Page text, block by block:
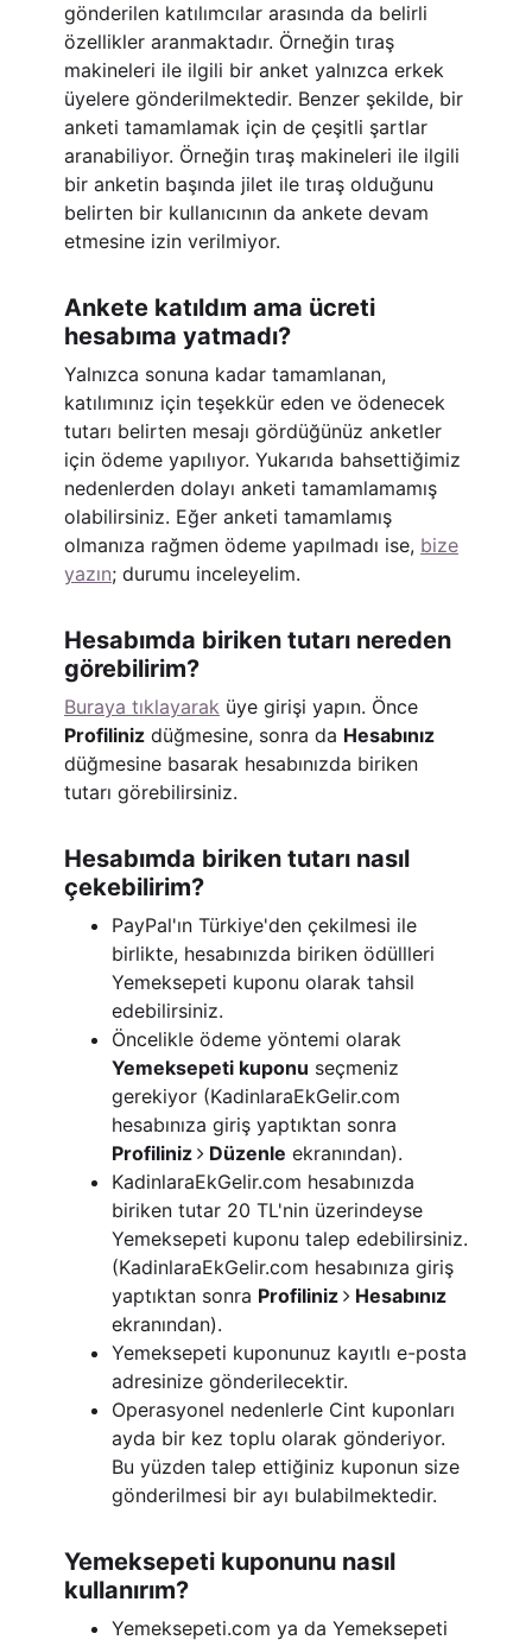
gönderilen katılımcılar arasında da belirli
özellikler aranmaktadır. Örneğin tıraş
makineleri ile ilgili bir anket yalnızca erkek
üyelere gönderilmektedir. Benzer şekilde, bir
anketi tamamlamak için de çeşitli şartlar
aranabiliyor. Örneğin tıraş makineleri ile ilgili
bir anketin başında jilet ile tıraş olduğunu
belirten bir kullanıcının da ankete devam
etmesine izin verilmiyor.
Ankete katıldım ama ücreti
hesabıma yatmadı?
Yalnızca sonuna kadar tamamlanan,
katılımınız için teşekkür eden ve ödenecek
tutarı belirten mesajı gördüğünüz anketler
için ödeme yapılıyor. Yukarıda bahsettiğimiz
nedenlerden dolayı anketi tamamlamamış
olabilirsiniz. Eğer anketi tamamlamış
olmanıza rağmen ödeme yapılmadı ise, bize
yazın; durumu inceleyelim.
Hesabımda biriken tutarı nereden
görebilirim?
Buraya tıklayarak üye girişi yapın. Önce
Profiliniz düğmesine, sonra da Hesabınız
düğmesine basarak hesabınızda biriken
tutarı görebilirsiniz.
Hesabımda biriken tutarı nasıl
çekebilirim?
PayPal'ın Türkiye'den çekilmesi ile
birlikte, hesabınızda biriken ödüllleri
Yemeksepeti kuponu olarak tahsil
edebilirsiniz.
Öncelikle ödeme yöntemi olarak
Yemeksepeti kuponu seçmeniz
gerekiyor (KadinlaraEkGelir.com
hesabınıza giriş yaptıktan sonra
Profiliniz
Düzenle ekranından).
KadinlaraEkGelir.com hesabınızda
biriken tutar 20 TL'nin üzerindeyse
Yemeksepeti kuponu talep edebilirsiniz.
(KadinlaraEkGelir.com hesabınıza giriş
yaptıktan sonra Profiliniz
Hesabınız
ekranından).
Yemeksepeti kuponunuz kayıtlı e-posta
adresinize gönderilecektir.
Operasyonel nedenlerle Cint kuponları
ayda bir kez toplu olarak gönderiyor.
Bu yüzden talep ettiğiniz kuponun size
gönderilmesi bir ayı bulabilmektedir.
Yemeksepeti kuponunu nasıl
kullanırım?
Yemeksepeti.com ya da Yemeksepeti